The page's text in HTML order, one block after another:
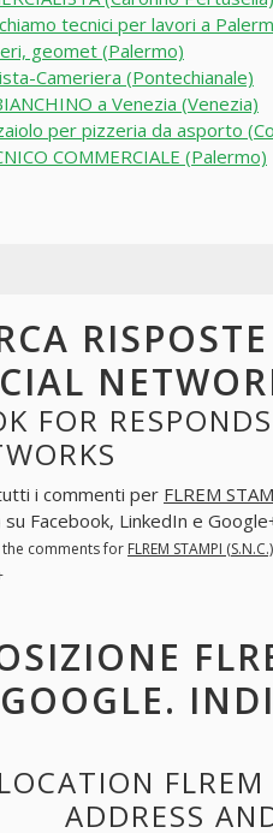
tecnici per lavori a
geomet (Palermo)
Cameriera (Pontechianale)
a Venezia (Venezia)
per pizzeria da asporto
COMMERCIALE (Palermo)
FOR
i commenti per FLREM
su Facebook, LinkedIn e
the comments for FLREM STAMPI (S.N.C.)
LOCATION
ADDRESS